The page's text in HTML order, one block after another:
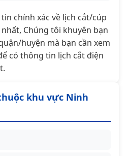
chính xác về lịch cắt/cúp
Chúng tôi khuyên bạn
huyện mà bạn cần xem
có thông tin lịch cắt điện
khu vực Ninh